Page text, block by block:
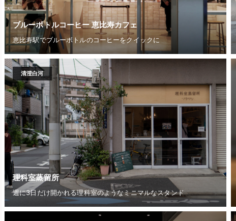
ブルーボトルコーヒー 恵比寿カフェ
恵比寿駅でブルーボトルのコーヒーをクイックに
清澄白河
理科室蒸留所
週に3日だけ開かれる理科室のようなミニマルなスタンド